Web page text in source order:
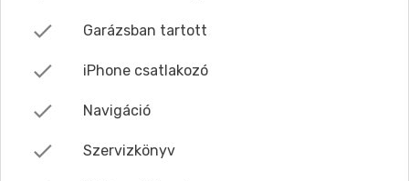
Garázsban tartott
iPhone csatlakozó
Navigáció
Szervizkönyv